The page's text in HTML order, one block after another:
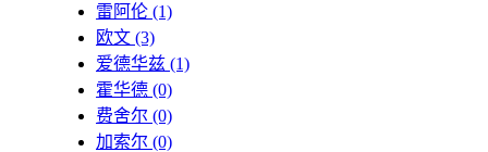
雷阿伦 (1)
欧文 (3)
爱德华兹 (1)
霍华德 (0)
费舍尔 (0)
加索尔 (0)